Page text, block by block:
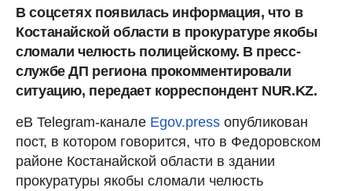
В соцсетях появилась информация, что в
Костанайской области в прокуратуре якобы
сломали челюсть полицейскому. В пресс-
службе ДП региона прокомментировали
ситуацию, передает корреспондент NUR.KZ.
еВ Telegram-канале Egov.press опубликован
пост, в котором говорится, что в Федоровском
районе Костанайской области в здании
прокуратуры якобы сломали челюсть